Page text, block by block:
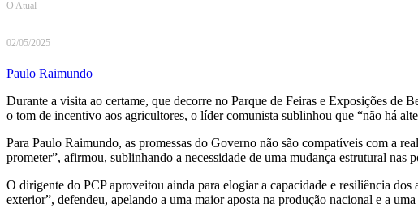
O Atual
02/05/2025
Paulo Raimundo
Durante a visita ao certame, que decorre no Parque de Feiras e Exposições
o tom de incentivo aos agricultores, o líder comunista sublinhou que “não há
Para Paulo Raimundo, as promessas do Governo não são compatíveis com a
prometer”, afirmou, sublinhando a necessidade de uma mudança estrutural
O dirigente do PCP aproveitou ainda para elogiar a capacidade e resiliência
exterior”, defendeu, apelando a uma maior aposta na produção nacional e a